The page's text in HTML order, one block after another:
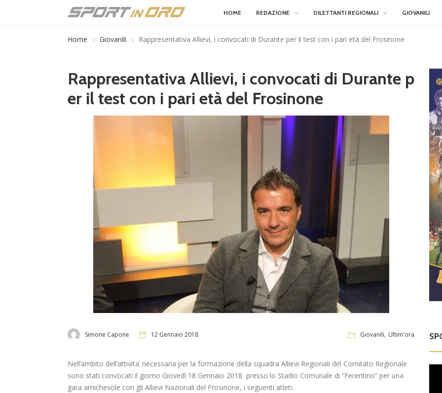
HOME REDAZIONE DILETTANTI REGIONALI GIOVANILI
Home Giovanili Rappresentativa Allievi, i convocati di Durante per il test con i pari età del Frosinone
Rappresentativa Allievi, i convocati di Durante p
er il test con i pari età del Frosinone
Simone Capone 12 Gennaio 2018 Giovanili, Ultim'ora
Nell’ambito dell’attivita’ necessaria per la formazione della squadra Allievi Regionali del Comitato Regionale
sono stati convocati il giorno Giovedì 18 Gennaio 2018 presso lo Stadio Comunale di “Ferentino” per una
gara amichevole con gli Allievi Nazionali del Frosinone, i seguenti atleti: